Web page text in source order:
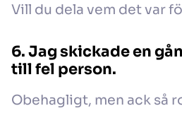
Vill du dela vem det var
6. Jag skickade en
till fel person.
Obehagligt, men ack så